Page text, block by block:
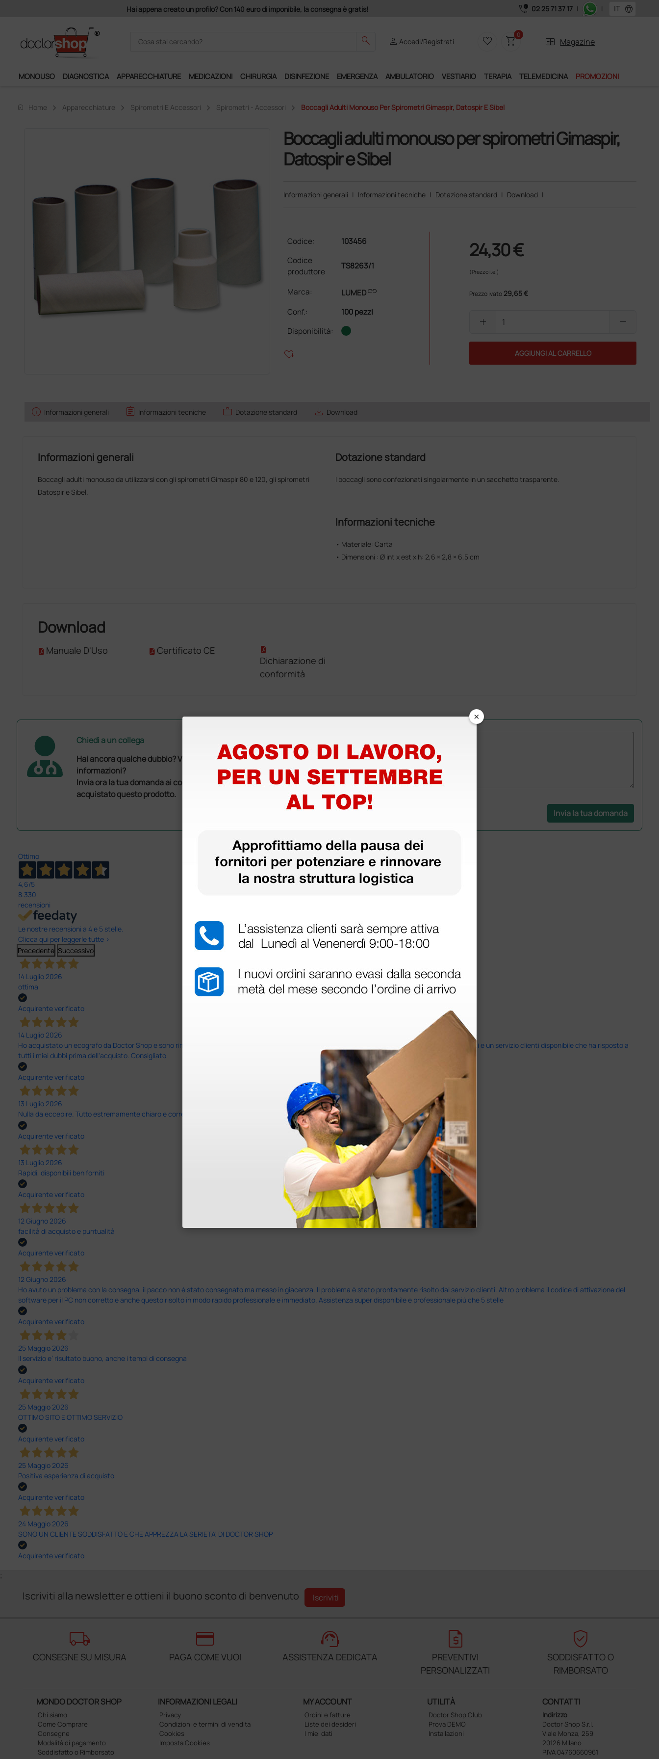
Hai appena creato un profilo? Con 140 euro di imponibile, la consegna è gratis! call_quality 02 25 71 37 17 | | language
search personAccedi/Registrati favorite_border shopping_cart0
two_pager Magazine
MONOUSO DIAGNOSTICA APPARECCHIATURE MEDICAZIONI CHIRURGIA DISINFEZIONE EMERGENZA AMBULATORIO VESTIARIO TERAPIA TELEMEDICINA PROMOZIONI
home Home Apparecchiature Spirometri E Accessori Spirometri - Accessori Boccagli Adulti Monouso Per Spirometri Gimaspir, Datospir E Sibel
Boccagli adulti monouso per spirometri Gimaspir,
Datospir e Sibel
Informazioni generali | Informazioni tecniche | Dotazione standard | Download |
Codice:
103456
Codice
produttore
TS8263/1
Marca: LUMEDlink
Conf.:
100 pezzi
Disponibilità:
heart_plus
24,30 €
(Prezzo i.e.)
Prezzo ivato 29,65 €
add remove
AGGIUNGI AL CARRELLO
info Informazioni generali assignment Informazioni tecniche work Dotazione standard save_alt Download
Informazioni generali
Boccagli adulti monouso da utilizzarsi con gli spirometri Gimaspir 80 e 120, gli spirometri
Datospir e Sibel.
Dotazione standard
I boccagli sono confezionati singolarmente in un sacchetto trasparente.
Informazioni tecniche
• Materiale: Carta
• Dimensioni : Ø int x est x h: 2,6 × 2,8 × 6,5 cm
Download
Manuale D'Uso
Certificato CE
Dichiarazione di
conformità
Chiedi a un collega
Hai ancora qualche dubbio? Vuoi ulteriori
informazioni?
Invia ora la tua domanda ai colleghi che hanno già
acquistato questo prodotto.
Invia la tua domanda
Ottimo
4,6/5
8.330
recensioni
Le nostre recensioni a 4 e 5 stelle.
Clicca qui per leggerle tutte >
Precedente Successivo
14 Luglio 2026
ottima
Acquirente verificato
14 Luglio 2026
Ho acquistato un ecografo da Doctor Shop e sono rimasto molto soddisfatto dell'esperienza. Apparecchiatura di qualità, consegna nei tempi previsti e un servizio clienti disponibile che ha risposto a
tutti i miei dubbi prima dell'acquisto. Consigliato
Acquirente verificato
13 Luglio 2026
Nulla da eccepire. Tutto estremamente chiaro e corretto, dall’ordine alla consegna.
Acquirente verificato
13 Luglio 2026
Rapidi, disponibili ben forniti
Acquirente verificato
12 Giugno 2026
facilità di acquisto e puntualità
Acquirente verificato
12 Giugno 2026
Ho avuto un problema con la consegna, il pacco non è stato consegnato ma messo in giacenza. Il problema è stato prontamente risolto dal servizio clienti. Altro problema il codice di attivazione del
software per il PC non corretto e anche questo risolto in modo rapido professionale e immediato. Assistenza super disponibile e professionale più che 5 stelle
Acquirente verificato
25 Maggio 2026
Il servizio e’ risultato buono, anche i tempi di consegna
Acquirente verificato
25 Maggio 2026
OTTIMO SITO E OTTIMO SERVIZIO
Acquirente verificato
25 Maggio 2026
Positiva esperienza di acquisto
Acquirente verificato
24 Maggio 2026
SONO UN CLIENTE SODDISFATTO E CHE APPREZZA LA SERIETA' DI DOCTOR SHOP
Acquirente verificato
;
Iscriviti alla newsletter e ottieni il buono sconto di benvenuto Iscriviti
local_shipping
CONSEGNE SU MISURA
credit_card
PAGA COME VUOI
support_agent
ASSISTENZA DEDICATA
request_quote
PREVENTIVI
PERSONALIZZATI
verified_user
SODDISFATTO O
RIMBORSATO
MONDO DOCTOR SHOP
Chi siamo
Come Comprare
Consegne
Modalità di pagamento
Soddisfatto o Rimborsato
INFORMAZIONI LEGALI
Privacy
Condizioni e termini di vendita
Cookies
Imposta Cookies
MY ACCOUNT
Ordini e fatture
Liste dei desideri
I miei dati
UTILITÀ
Doctor Shop Club
Prova DEMO
Installazioni
CONTATTI
Indirizzo
Doctor Shop S.r.l.
Viale Monza, 259
20126 Milano
P.IVA 04760660961
×